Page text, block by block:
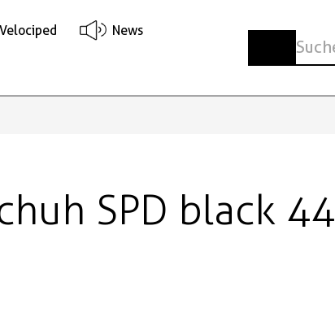
Velociped News
SPD black 44